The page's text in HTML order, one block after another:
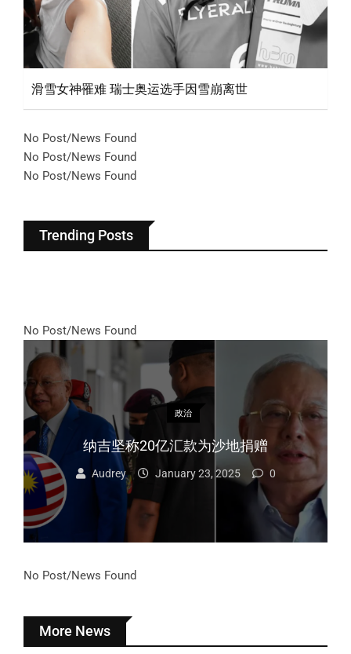
滑雪女神罹难 瑞士奥运选手因雪崩离世
No Post/News Found
No Post/News Found
No Post/News Found
Trending Posts
No Post/News Found
政治
纳吉坚称20亿汇款为沙地捐赠
Audrey January 23, 2025 0
No Post/News Found
More News